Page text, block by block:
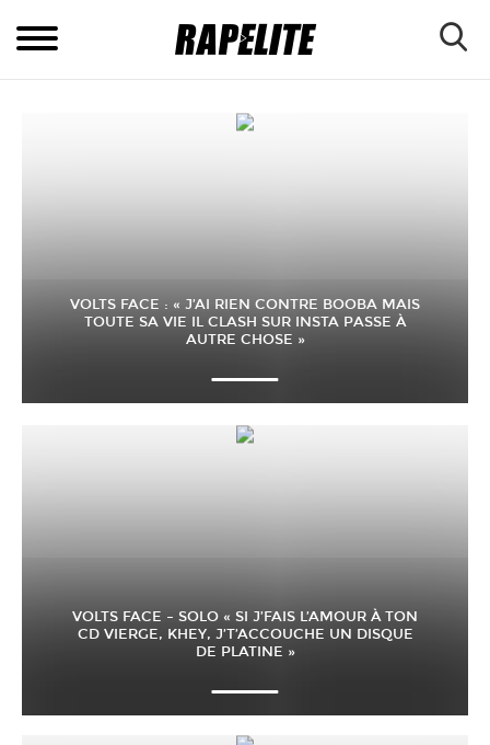
VOLTS FACE : « J’AI RIEN CONTRE BOOBA MAIS
TOUTE SA VIE IL CLASH SUR INSTA PASSE À
AUTRE CHOSE »
VOLTS FACE – SOLO « SI J’FAIS L’AMOUR À TON
CD VIERGE, KHEY, J’T’ACCOUCHE UN DISQUE
DE PLATINE »